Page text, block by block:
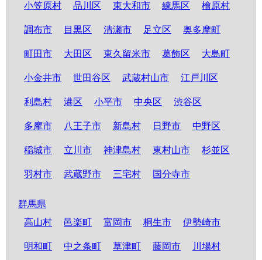
小笠原村 品川区 東大和市 練馬区 檜原村
調布市 目黒区 清瀬市 足立区 奥多摩町
町田市 大田区 東久留米市 葛飾区 大島町
小金井市 世田谷区 武蔵村山市 江戸川区
利島村 港区 小平市 中央区 渋谷区
多摩市 八王子市 新島村 日野市 中野区
稲城市 立川市 神津島村 東村山市 杉並区
羽村市 武蔵野市 三宅村 国分寺市
群馬県
高山村
邑楽町 富岡市 桐生市 伊勢崎市
明和町 中之条町 草津町 藤岡市 川場村